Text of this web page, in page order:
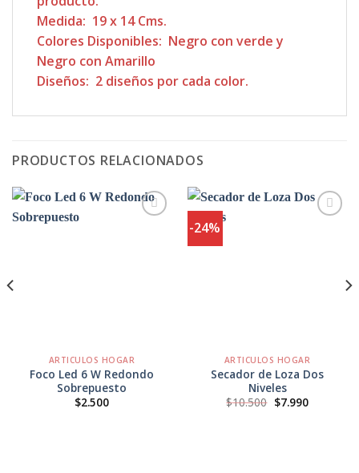
Medida: 19 x 14 Cms.
Colores Disponibles: Negro con verde y
Negro con Amarillo
Diseños: 2 diseños por cada color.
PRODUCTOS RELACIONADOS
ARTICULOS HOGAR
Foco Led 6 W Redondo
Sobrepuesto
$2.500
-24%
ARTICULOS HOGAR
Secador de Loza Dos
Niveles
$10.500 El
precio
$7.990El
precio